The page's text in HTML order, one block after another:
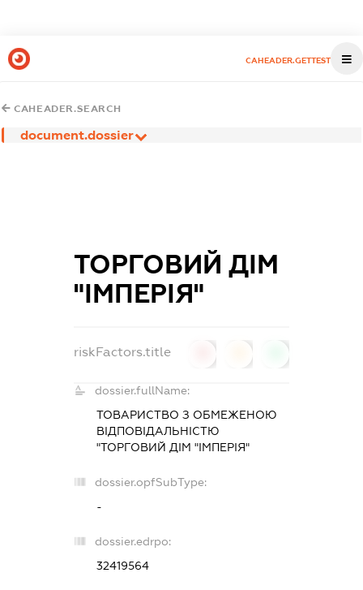
CAHEADER.GETTEST
CAHEADER.SEARCH
document.dossier
ТОРГОВИЙ ДІМ
"ІМПЕРІЯ"
riskFactors.title
dossier.fullName:
ТОВАРИСТВО З ОБМЕЖЕНОЮ
ВІДПОВІДАЛЬНІСТЮ
"ТОРГОВИЙ ДІМ "ІМПЕРІЯ"
dossier.opfSubType:
-
dossier.edrpo:
32419564